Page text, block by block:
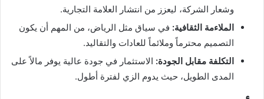
وشعار الشركة، ليعزز من انتشار العلامة التجارية.
الملاءمة الثقافية: في سياق مثل الرياض، من المهم أن يكون
التصميم محترماً وملائماً للعادات والتقاليد.
التكلفة مقابل الجودة: الاستثمار في جودة عالية يوفر مالاً على
المدى الطويل، حيث يدوم الزي لفترة أطول.